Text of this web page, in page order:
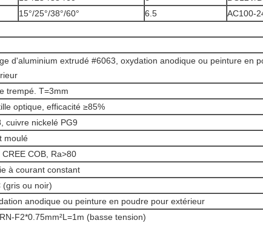
15°/25°/38°/60° 6.5 AC100-
d'aluminium extrudé #6063, oxydation anodique ou peinture en
trempé. T=3mm
optique, efficacité ≥85%
cuivre nickelé PG9
moulé
CREE COB, Ra>80
à courant constant
(gris ou noir)
anodique ou peinture en poudre pour extérieur
F2*0.75mm²L=1m (basse tension)